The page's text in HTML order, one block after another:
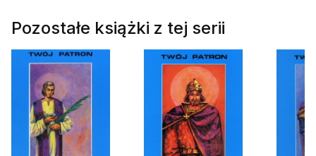
Pozostałe książki z tej serii